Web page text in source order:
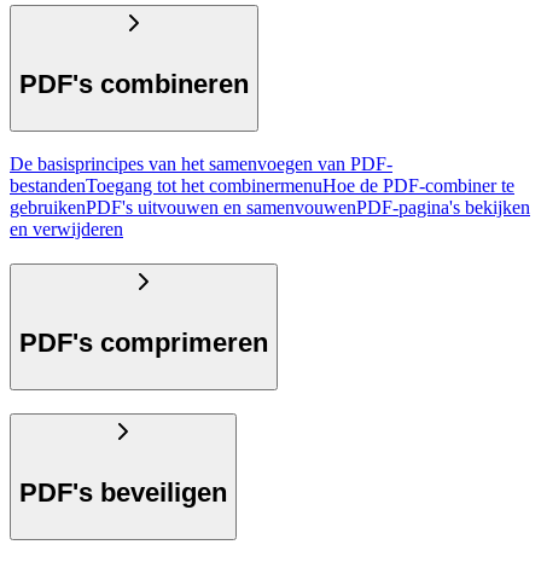
PDF's combineren
De basisprincipes van het samenvoegen van PDF-
bestandenToegang tot het combinermenuHoe de PDF-combiner te
gebruikenPDF's uitvouwen en samenvouwenPDF-pagina's bekijken
en verwijderen
PDF's comprimeren
PDF's beveiligen